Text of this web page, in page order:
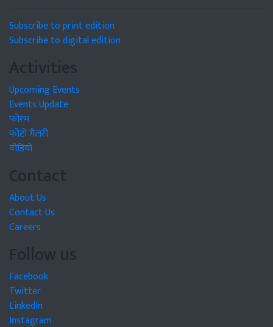
Subscribe to print edition
Subscribe to digital edition
Activities
Upcoming Events
Events Update
फोरम
फोटो गैलरी
वीडियो
Contact
About Us
Contact Us
Careers
Follow us
Facebook
Twitter
LinkedIn
Instagram